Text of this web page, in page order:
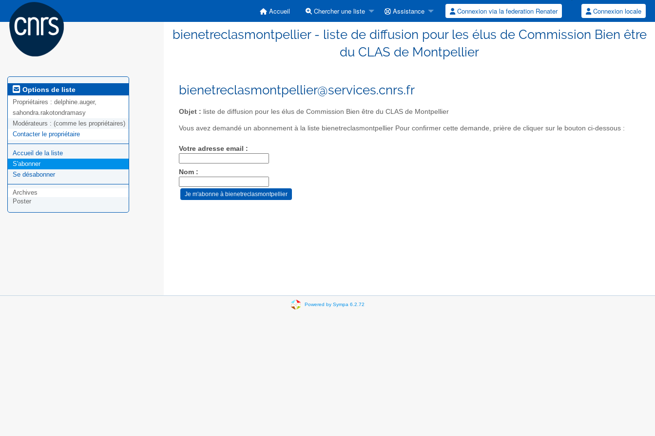
Accueil Chercher une liste Assistance Connexion via la federation Renater Connexion locale
bienetreclasmontpellier - liste de diffusion pour les élus de Commission Bien être
du CLAS de Montpellier
Options de liste
Propriétaires : delphine.auger,
sahondra.rakotondramasy
Modérateurs : (comme les propriétaires)
Contacter le propriétaire
Accueil de la liste
S'abonner
Se désabonner
Archives
Poster
bienetreclasmontpellier@services.cnrs.fr
Objet : liste de diffusion pour les élus de Commission Bien être du CLAS de Montpellier
Vous avez demandé un abonnement à la liste bienetreclasmontpellier Pour confirmer cette demande, prière de cliquer sur le bouton ci-dessous :
Votre adresse email :
Nom :
Powered by Sympa 6.2.72